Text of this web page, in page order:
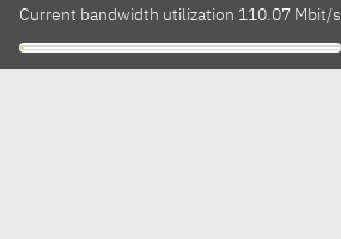
Current bandwidth utilization 110.07 Mbit/s